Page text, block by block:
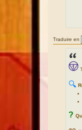
Traduire en
🔍
?